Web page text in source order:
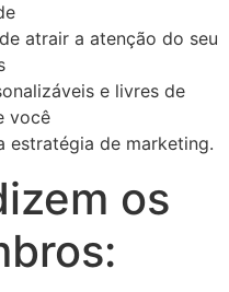
atrair a atenção do seu
e livres de
você
estratégia de marketing.
os